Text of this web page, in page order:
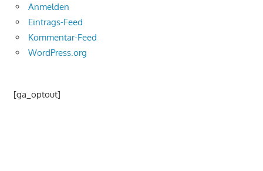
Anmelden
Eintrags-Feed
Kommentar-Feed
WordPress.org
[ga_optout]